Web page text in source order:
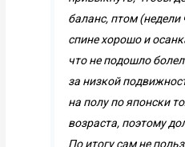
баланс, птом (недели
спине хорошо и
что не подошло
за низкой
на полу по японски
возраста, поэтому
По итогу сам не